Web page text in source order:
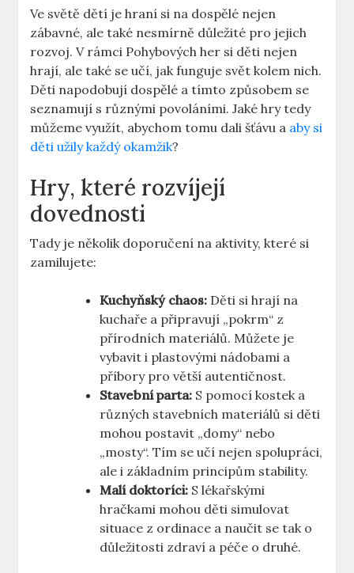
Ve světě dětí je hraní si na dospělé nejen
zábavné, ale také nesmírně důležité pro jejich
rozvoj. V rámci Pohybových her si děti nejen
hrají, ale také se učí, jak funguje svět kolem nich.
Děti napodobují dospělé a tímto způsobem se
seznamují s různými povoláními. Jaké hry tedy
můžeme využít, abychom tomu dali šťávu a aby si
děti užily každý okamžik?
Hry, které rozvíjejí
dovednosti
Tady je několik doporučení na aktivity, které si
zamilujete:
Kuchyňský chaos: Děti si hrají na
kuchaře a připravují „pokrm“ z
přírodních materiálů. Můžete je
vybavit i plastovými nádobami a
příbory pro větší autentičnost.
Stavební parta: S pomocí kostek a
různých stavebních materiálů si děti
mohou postavit „domy“ nebo
„mosty“. Tím se učí nejen spolupráci,
ale i základním principům stability.
Malí doktoríci: S lékařskými
hračkami mohou děti simulovat
situace z ordinace a naučit se tak o
důležitosti zdraví a péče o druhé.